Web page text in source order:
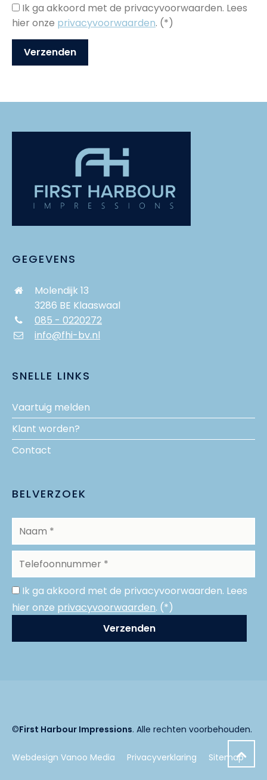
Ik ga akkoord met de privacyvoorwaarden. Lees
hier onze privacyvoorwaarden. (*)
GEGEVENS
Molendijk 13
3286 BE Klaaswaal
085 - 0220272
info@fhi-bv.nl
SNELLE LINKS
Vaartuig melden
Klant worden?
Contact
BELVERZOEK
Ik ga akkoord met de privacyvoorwaarden. Lees
hier onze privacyvoorwaarden. (*)
©First Harbour Impressions. Alle rechten voorbehouden.
Webdesign Vanoo Media Privacyverklaring Sitemap